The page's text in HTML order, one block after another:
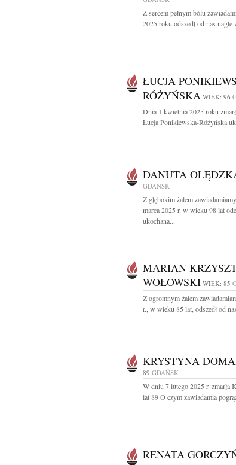
Z sercem pełnym bólu
2025 roku odszedł od nas
ŁUCJA
RÓŻYŃSKA WIEK: 96
Dnia 1 kwietnia 2025 roku
Łucja Ponikiewska-Różyńska
DANUTA
GDAŃSK
Z głębokim żalem
marca 2025 r. w wieku 98 lat
ukochana...
MARIAN
WOŁOWSKI WIEK: 85
Z ogromnym żalem
r., w wieku 85 lat, odszedł od
KRYSTYNA
89 GDAŃSK
W dniu 7 lutego 2025 r. zmarła
lat 89 O czym zawiadamia
RENATA